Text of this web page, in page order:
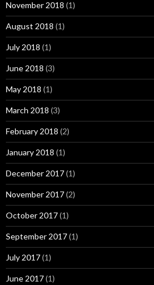
November 2018 (1)
August 2018 (1)
July 2018 (1)
June 2018 (3)
May 2018 (1)
March 2018 (3)
February 2018 (2)
January 2018 (1)
December 2017(1)
November 2017(2)
October 2017(1)
September 2017(1)
July 2017(1)
June 2017(1)